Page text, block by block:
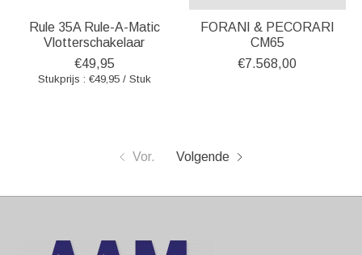
Rule 35A Rule-A-Matic
Vlotterschakelaar
€49,95
Stukprijs : €49,95 / Stuk
FORANI & PECORARI
CM65
€7.568,00
Vor. Volgende